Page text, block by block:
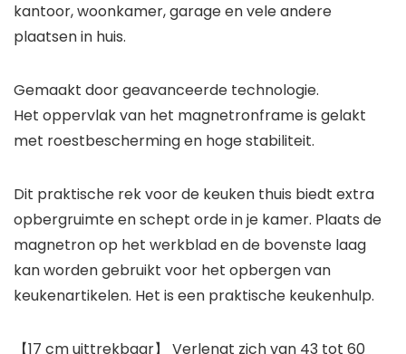
kantoor, woonkamer, garage en vele andere
plaatsen in huis.
Gemaakt door geavanceerde technologie.
Het oppervlak van het magnetronframe is gelakt
met roestbescherming en hoge stabiliteit.
Dit praktische rek voor de keuken thuis biedt extra
opbergruimte en schept orde in je kamer. Plaats de
magnetron op het werkblad en de bovenste laag
kan worden gebruikt voor het opbergen van
keukenartikelen. Het is een praktische keukenhulp.
【17 cm uittrekbaar】 Verlengt zich van 43 tot 60